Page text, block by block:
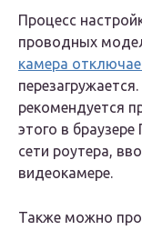
Процесс
проводных
камера
рекомендуется
этого в
сети роутера,
видеокамере.
Также можно